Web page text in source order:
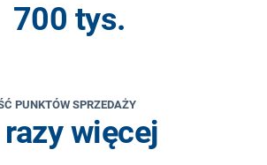
700 tys.
PUNKTÓW SPRZEDAŻY
więcej